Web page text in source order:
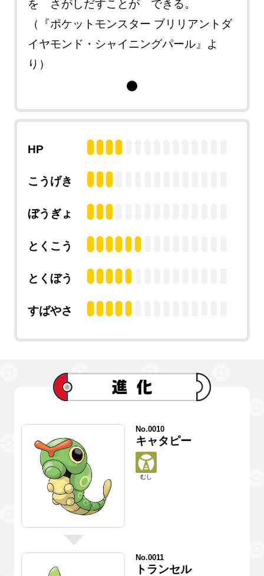
を さがしだすことが できる。
（『ポケットモンスター ブリリアントダ
イヤモンド・シャイニングパール』よ
り）
HP
こうげき
ぼうぎょ
とくこう
とくぼう
すばやさ
No.0010
キャタピー
むし
No.0011
トランセル